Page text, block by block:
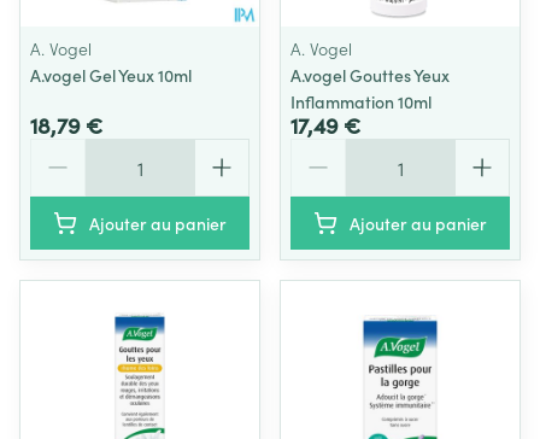
A. Vogel
A.vogel Gel Yeux 10ml
18,79 €
Ajouter au panier
A. Vogel
A.vogel Gouttes Yeux
Inflammation 10ml
17,49 €
Ajouter au panier